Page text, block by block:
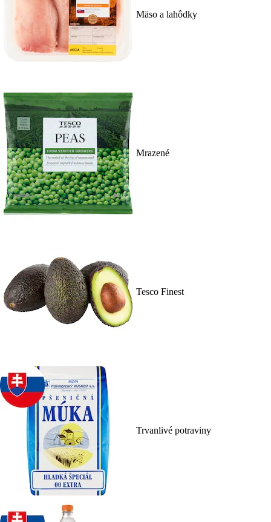
Mäso a lahôdky
Mrazené
Tesco Finest
Trvanlivé potraviny